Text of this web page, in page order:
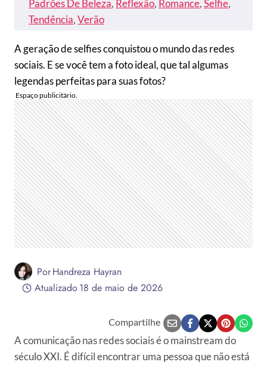
Padrões De Beleza, Reflexão, Romance, Selfie
Tendência, Verão
A geração de selfies conquistou o mundo das redes
sociais. E se você tem a foto ideal, que tal algumas
legendas perfeitas para suas fotos?
PorHandreza Hayran
Atualizado18 de maio de 2026
Compartilhe
A comunicação nas redes sociais é o mainstream do
século XXI. É difícil encontrar uma pessoa que não está